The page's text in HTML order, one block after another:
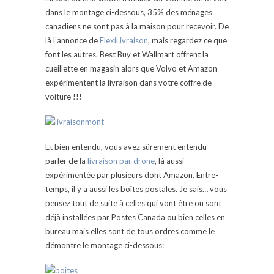
dans le montage ci-dessous, 35% des ménages
canadiens ne sont pas à la maison pour recevoir. De
là l’annonce deFlexiLivraison, mais regardez ce que
font les autres. Best Buy et Wallmart offrent la
cueillette en magasin alors que Volvo et Amazon
expérimentent la livraison dans votre coffre de
voiture !!!
Et bien entendu, vous avez sûrement entendu
parler de la livraison par drone, là aussi
expérimentée par plusieurs dont Amazon. Entre-
temps, il y a aussi les boîtes postales. Je sais… vous
pensez tout de suite à celles qui vont être ou sont
déjà installées par Postes Canada ou bien celles en
bureau mais elles sont de tous ordres comme le
démontre le montage ci-dessous: